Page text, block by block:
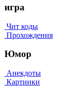
игра
Чит коды
Прохождения
Юмор
Анекдоты
Картинки